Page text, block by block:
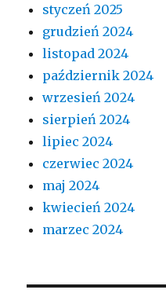
styczeń 2025
grudzień 2024
listopad 2024
październik 2024
wrzesień 2024
sierpień 2024
lipiec 2024
czerwiec 2024
maj 2024
kwiecień 2024
marzec 2024